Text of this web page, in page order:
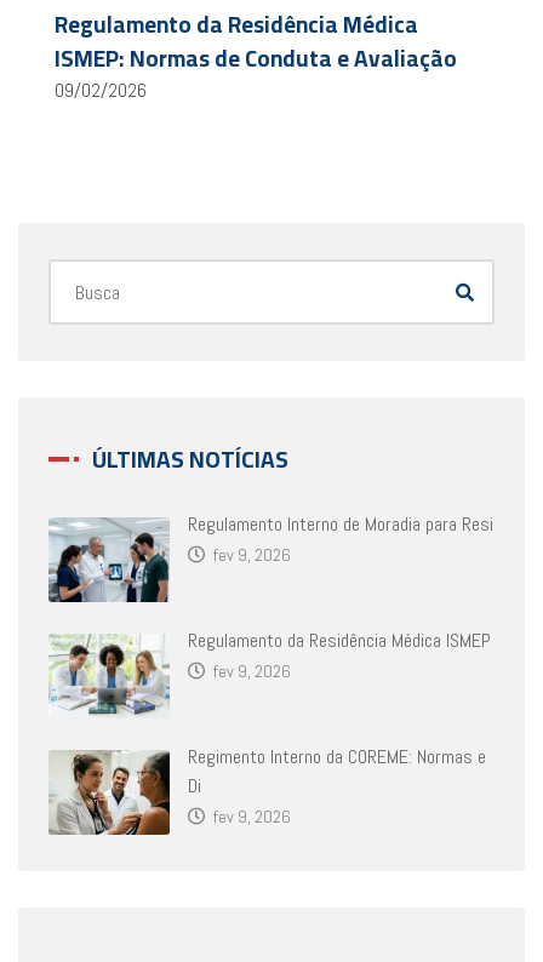
Regulamento da Residência Médica
ISMEP: Normas de Conduta e Avaliação
09/02/2026
ÚLTIMAS NOTÍCIAS
Regulamento Interno de Moradia para Resi
fev 9, 2026
Regulamento da Residência Médica ISMEP
fev 9, 2026
Regimento Interno da COREME: Normas e
Di
fev 9, 2026